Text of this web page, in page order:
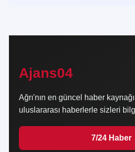
Ajans04
Ağrı'nın en güncel haber
uluslararası haberlerle sizleri
7/24 Haber